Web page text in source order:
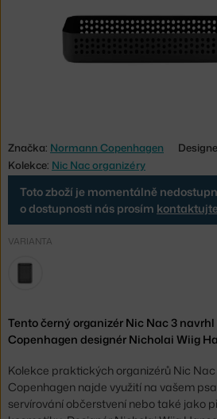
Značka: Normann Copenhagen
Kolekce: Nic Nac organizéry
Toto zboží je momentálně
o dostupnosti nás prosím kontaktujte
VARIANTA
Tento černý organizér Nic Nac 3
Copenhagen designér Nicholai Wiig
Kolekce praktických organizérů Nic
Copenhagen najde využití na vašem
servírování občerstvení nebo také jako